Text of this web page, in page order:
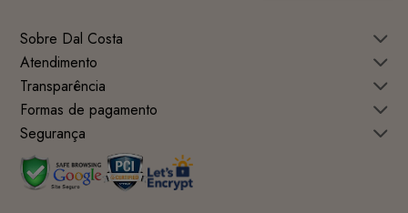
Sobre Dal Costa
Atendimento
Transparência
Formas de pagamento
Segurança